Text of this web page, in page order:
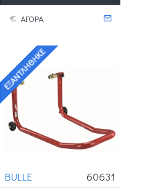
ΑΓΟΡΑ
ΕΞΑΝΤΛΉΘΗΚΕ
BULLE 60631